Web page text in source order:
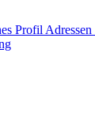
Profil Adressen